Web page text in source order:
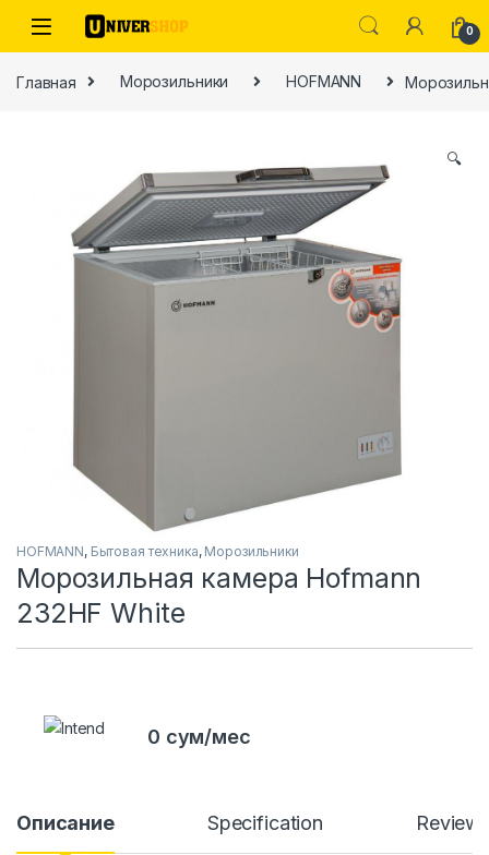
Skip to navigation
Skip to content
0
Главная Морозильники HOFMANN
🔍
HOFMANN, Бытовая техника, Морозильники
Морозильная камера Hofmann
232HF White
0 сум/мес
Описание Specification